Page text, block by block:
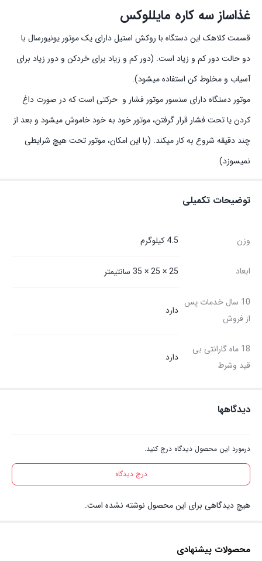
غذاساز سه کاره مایللوکس
قسمت کلاهک این دستگاه با روکش استیل دارای یک موتور یونیورسال با
دو حالت دور کم و زیاد است. (دور کم و زیاد برای خردکن و دور زیاد برای
آسیاب و مخلوط کن استفاده میشود).
موتور دستگاه دارای سنسور موتور فشار و حرکتی است که در صورت داغ
کردن یا تحت فشار قرار گرفتن، موتور خود به خود خاموش میشود و بعد از
چند دقیقه شروع به کار میکند. (با این امکان، موتور تحت هیچ شرایطی
نمیسوزد)
توضیحات تکمیلی
وزن 4.5 کیلوگرم
ابعاد 25 × 25 × 35 سانتیمتر
10 سال خدمات پس
از فروش
دارد
18 ماه گارانتی بی
قید وشرط
دارد
دیدگاهها
درمورد این محصول دیدگاه درج کنید.
درج دیدگاه
هیچ دیدگاهی برای این محصول نوشته نشده است.
محصولات پیشنهادی